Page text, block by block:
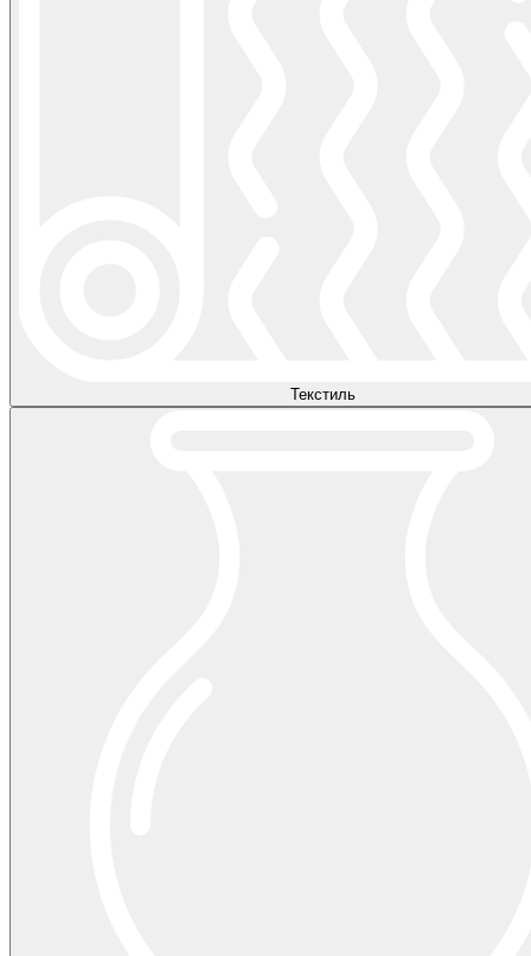
Текстиль